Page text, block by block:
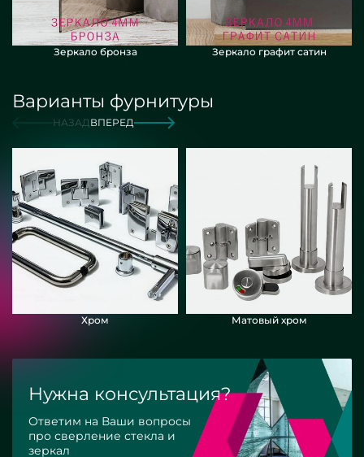
Зеркало бронза Зеркало графит сатин
Варианты фурнитуры
НАЗАДВПЕРЕД
Хром Матовый хром
Нужна консультация?
Ответим на Ваши вопросы
про сверление стекла и
зеркал